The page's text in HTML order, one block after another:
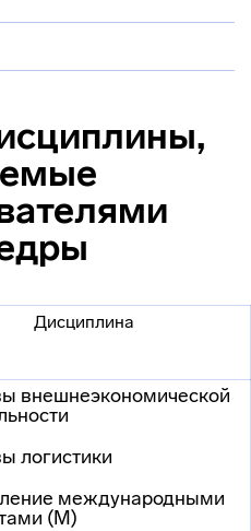
Дисциплина
внешнеэкономической
логистики
международными
(М)